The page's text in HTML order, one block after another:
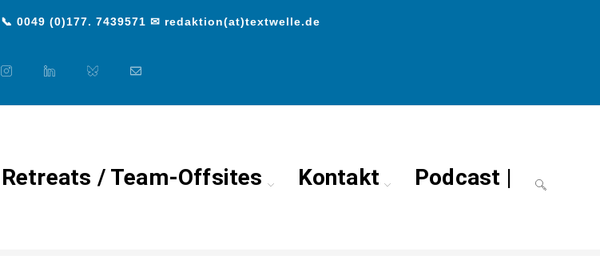
0049 (0)177. 7439571 ✉ redaktion(at)textwelle.de
Retreats / Team-Offsites Kontakt Podcast |